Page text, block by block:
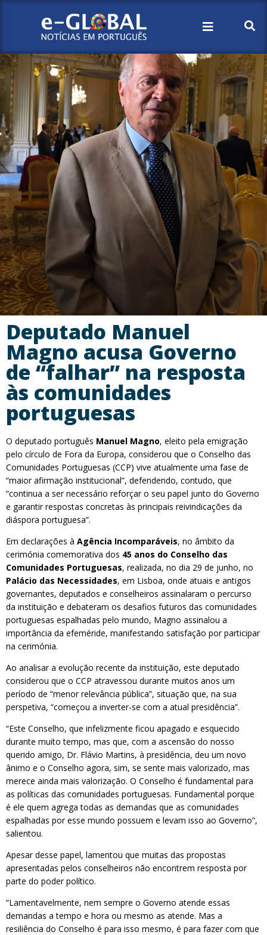
Deputado Manuel
Magno acusa Governo
de “falhar” na resposta
às comunidades
portuguesas
O deputado português Manuel Magno, eleito pela emigração
pelo círculo de Fora da Europa, considerou que o Conselho das
Comunidades Portuguesas (CCP) vive atualmente uma fase de
“maior afirmação institucional”, defendendo, contudo, que
“continua a ser necessário reforçar o seu papel junto do Governo
e garantir respostas concretas às principais reivindicações da
diáspora portuguesa”.
Em declarações à Agência Incomparáveis, no âmbito da
cerimónia comemorativa dos 45 anos do Conselho das
Comunidades Portuguesas, realizada, no dia 29 de junho, no
Palácio das Necessidades, em Lisboa, onde atuais e antigos
governantes, deputados e conselheiros assinalaram o percurso
da instituição e debateram os desafios futuros das comunidades
portuguesas espalhadas pelo mundo, Magno assinalou a
importância da efeméride, manifestando satisfação por participar
na cerimónia.
Ao analisar a evolução recente da instituição, este deputado
considerou que o CCP atravessou durante muitos anos um
período de “menor relevância pública”, situação que, na sua
perspetiva, “começou a inverter-se com a atual presidência”.
“Este Conselho, que infelizmente ficou apagado e esquecido
durante muito tempo, mas que, com a ascensão do nosso
querido amigo, Dr. Flávio Martins, à presidência, deu um novo
ânimo e o Conselho agora, sim, se sente mais valorizado, mas
merece ainda mais valorização. O Conselho é fundamental para
as políticas das comunidades portuguesas. Fundamental porque
é ele quem agrega todas as demandas que as comunidades
espalhadas por esse mundo possuem e levam isso ao Governo”,
salientou.
Apesar desse papel, lamentou que muitas das propostas
apresentadas pelos conselheiros não encontrem resposta por
parte do poder político.
“Lamentavelmente, nem sempre o Governo atende essas
demandas a tempo e hora ou mesmo as atende. Mas a
resiliência do Conselho é para isso mesmo, é para fazer com que